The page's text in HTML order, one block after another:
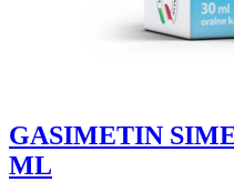
GASIMETIN
ML